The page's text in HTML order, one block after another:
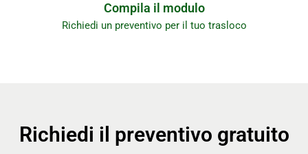
Compila il modulo
Richiedi un preventivo per il tuo trasloco
Richiedi il preventivo gratuito